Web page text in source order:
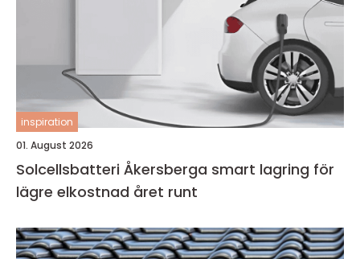
inspiration
01. August 2026
Solcellsbatteri Åkersberga smart lagring för
lägre elkostnad året runt